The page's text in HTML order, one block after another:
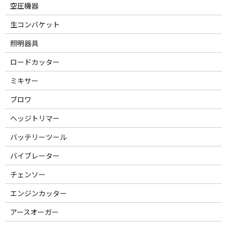
空圧機器
生コンバケット
照明器具
ロードカッター
ミキサー
ブロワ
ヘッジトリマー
バッテリーツール
バイブレーター
チェンソー
エンジンカッター
アースオーガー